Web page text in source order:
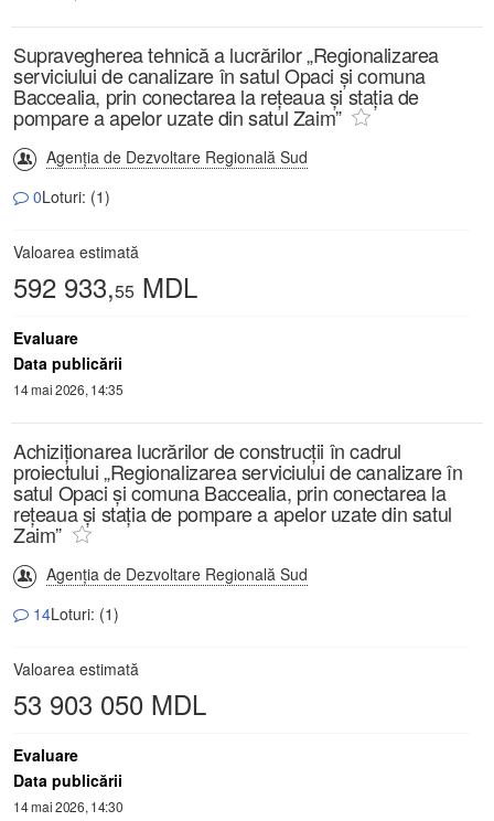
Supravegherea tehnică a lucrărilor „Regionalizarea
serviciului de canalizare în satul Opaci și comuna
Baccealia, prin conectarea la rețeaua și stația de
pompare a apelor uzate din satul Zaim”
Agenția de Dezvoltare Regională Sud
0Loturi: (1)
Valoarea estimată
592 933,55 MDL
Evaluare
Data publicării
14 mai 2026, 14:35
Achiziționarea lucrărilor de construcții în cadrul
proiectului „Regionalizarea serviciului de canalizare în
satul Opaci și comuna Baccealia, prin conectarea la
rețeaua și stația de pompare a apelor uzate din satul
Zaim”
Agenția de Dezvoltare Regională Sud
14Loturi: (1)
Valoarea estimată
53 903 050 MDL
Evaluare
Data publicării
14 mai 2026, 14:30